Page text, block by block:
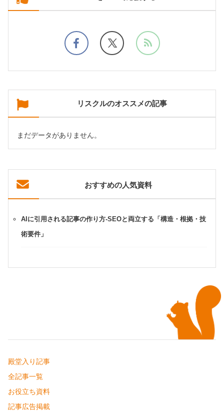
リスクルのオススメの記事
まだデータがありません。
おすすめの人気資料
AIに引用される記事の作り方-SEOと両立する「構造・根拠・技
術要件」
殿堂入り記事
全記事一覧
お役立ち資料
記事広告掲載